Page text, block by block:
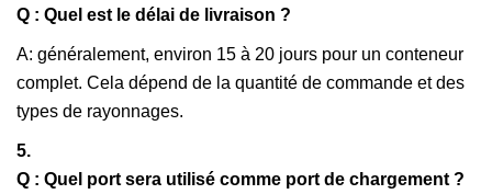
Q : Quel est le délai de livraison ?
A: généralement, environ 15 à 20 jours pour un conteneur
complet. Cela dépend de la quantité de commande et des
types de rayonnages.
5.
Q : Quel port sera utilisé comme port de chargement ?